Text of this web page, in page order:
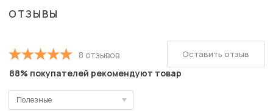
ОТЗЫВЫ
8 отзывов
88% покупателей рекомендуют товар
Полезные
Оставить отзыв